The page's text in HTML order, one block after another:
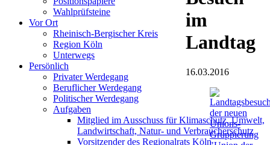
Wahlprüfsteine
Vor Ort
Rheinisch-Bergischer Kreis
Region Köln
Unterwegs
Persönlich
Privater Werdegang
Beruflicher Werdegang
Politischer Werdegang
Aufgaben
Mitglied im Ausschuss für Klimaschutz, Umwelt,
Landwirtschaft, Natur- und Verbraucherschutz
Vorsitzender des Regionalrats Köln
im
Landtag
16.03.2016